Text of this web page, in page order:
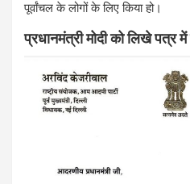
पूर्वांचल के लोगों के लिए किया हो।
प्रधानमंत्री मोदी को लिखे पत्र